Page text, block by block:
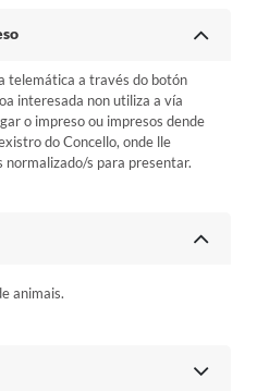
telemática a través do botón
interesada non utiliza a vía
o impreso ou impresos dende
do Concello, onde lle
s para presentar.
animais.